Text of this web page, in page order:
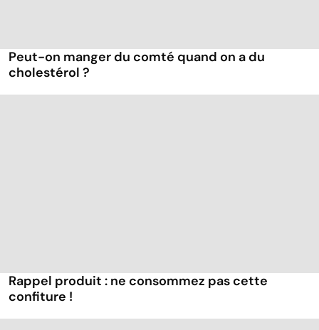
Peut-on manger du comté quand on a du
cholestérol ?
Rappel produit : ne consommez pas cette
confiture !